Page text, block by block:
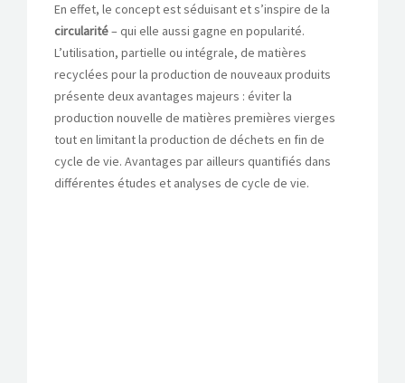
En effet, le concept est séduisant et s’inspire de la
circularité– qui elle aussi gagne en popularité.
L’utilisation, partielle ou intégrale, de matières
recyclées pour la production de nouveaux produits
présente deux avantages majeurs : éviter la
production nouvelle de matières premières vierges
tout en limitant la production de déchets en fin de
cycle de vie. Avantages par ailleurs quantifiés dans
différentes études et analyses de cycle de vie.